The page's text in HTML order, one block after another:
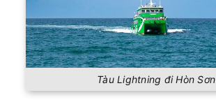
Tàu Lightning đi Hòn Sơn